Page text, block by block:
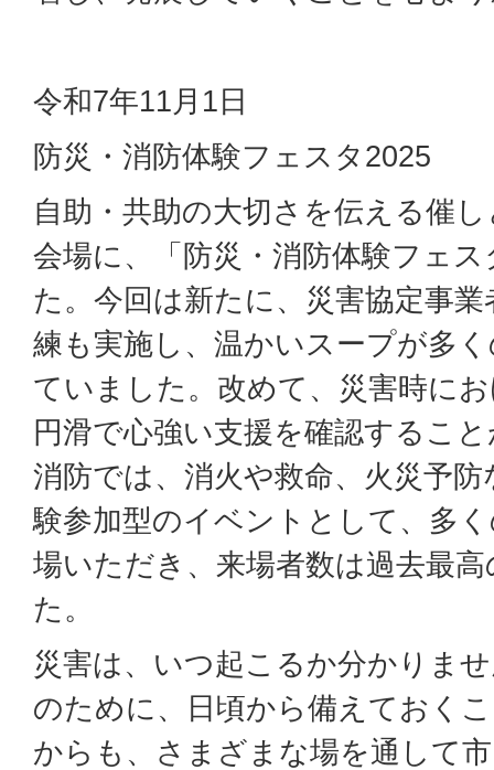
令和7年11月1日
防災・消防体験フェスタ2025
自助・共助の大切さを伝える催
会場に、「防災・消防体験フェ
た。今回は新たに、災害協定事
練も実施し、温かいスープが多
ていました。改めて、災害時に
円滑で心強い支援を確認するこ
消防では、消火や救命、火災予
験参加型のイベントとして、多
場いただき、来場者数は過去最
た。
災害は、いつ起こるか分かりま
のために、日頃から備えておく
からも、さまざまな場を通して